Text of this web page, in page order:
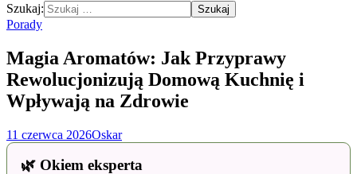
Szukaj:
Porady
Magia Aromatów: Jak Przyprawy
Rewolucjonizują Domową Kuchnię i
Wpływają na Zdrowie
11 czerwca 2026Oskar
🌿 Okiem eksperta